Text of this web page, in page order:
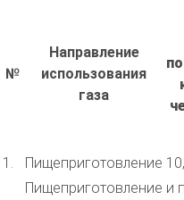
№
Направление
использования
газа
1.
Пищеприготовление
Пищеприготовление и